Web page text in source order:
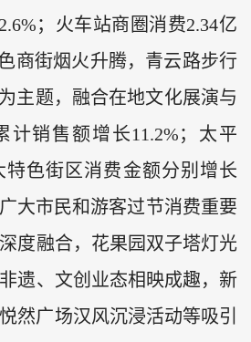
；火车站商圈消费2.34亿
商街烟火升腾，青云路步行
主题，融合在地文化展演与
计销售额增长11.2%；太平
特色街区消费金额分别增长
大市民和游客过节消费重要
度融合，花果园双子塔灯光
遗、文创业态相映成趣，新
然广场汉风沉浸活动等吸引